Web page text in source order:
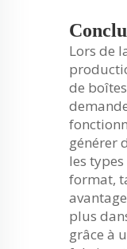
Lors de
de
générer
les
format,
plus
grâce à